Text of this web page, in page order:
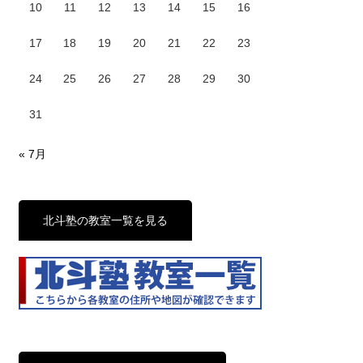
10 11 12 13 14 15 16
17 18 19 20 21 22 23
24 25 26 27 28 29 30
31
« 7月
北斗塾の教室一覧を見る